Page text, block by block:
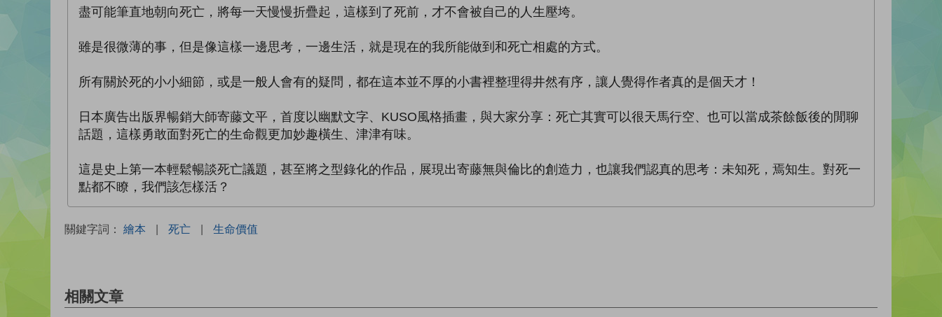
盡可能筆直地朝向死亡，將每一天慢慢折疊起，這樣到了死前，才不會被自己的人生壓垮。
雖是很微薄的事，但是像這樣一邊思考，一邊生活，就是現在的我所能做到和死亡相處的方式。
所有關於死的小小細節，或是一般人會有的疑問，都在這本並不厚的小書裡整理得井然有序，讓人覺得作者真的是個天才！
日本廣告出版界暢銷大師寄藤文平，首度以幽默文字、KUSO風格插畫，與大家分享：死亡其實可以很天馬行空、也可以當成茶餘飯後的閒聊
話題，這樣勇敢面對死亡的生命觀更加妙趣橫生、津津有味。
這是史上第一本輕鬆暢談死亡議題，甚至將之型錄化的作品，展現出寄藤無與倫比的創造力，也讓我們認真的思考：未知死，焉知生。對死一
點都不瞭，我們該怎樣活？
關鍵字詞： 繪本 | 死亡 | 生命價值
相關文章